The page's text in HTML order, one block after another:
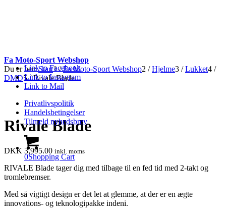
Link to Facebook
Link to Instagram
Link to Mail
Privatlivspolitik
Handelsbetingelser
Tilmeld nyhedsbrev
0Shopping Cart
Fa Moto-Sport Webshop
Du er her: Start1 / Fa Moto-Sport Webshop2 / Hjelme3 / Lukket4 /
DMD5 / Rivale Blade
Rivale Blade
DKK 3,995.00 inkl. moms
RIVALE Blade tager dig med tilbage til en fed tid med 2-takt og
tromlebremser.
Med så vigtigt design er det let at glemme, at der er en ægte
innovations- og teknologipakke indeni.